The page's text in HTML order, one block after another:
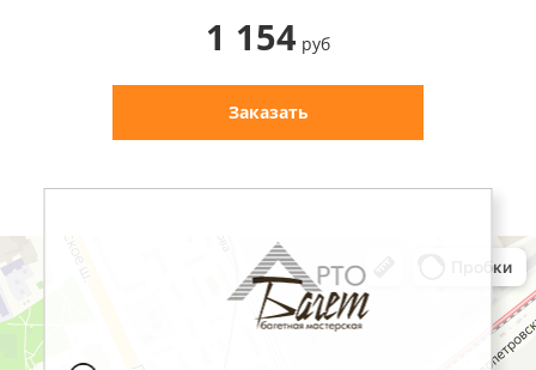
1 154 руб
Заказать